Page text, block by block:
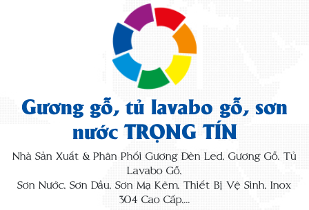
Gương gỗ, tủ lavabo gỗ, sơn
nước TRỌNG TÍN
Nhà Sản Xuất & Phân Phối Gương Đèn Led, Gương Gỗ, Tủ
Lavabo Gỗ,
Sơn Nước, Sơn Dầu, Sơn Mạ Kẽm, Thiết Bị Vệ Sinh, Inox
304 Cao Cấp,...